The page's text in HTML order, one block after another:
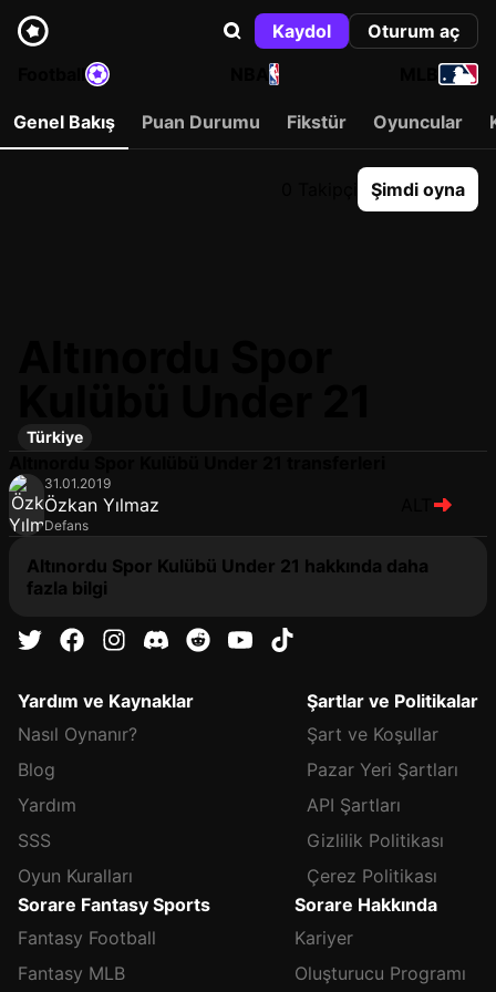
Kaydol
Oturum aç
NBA
Genel Bakış Puan Durumu Fikstür Oyuncular
Şimdi oyna
Türkiye
31.01.2019
Özkan Yılmaz
Defans
Altınordu Spor Kulübü Under 21 hakkında daha
fazla bilgi
Yardım ve Kaynaklar
Nasıl Oynanır?
Blog
Yardım
SSS
Oyun Kuralları
Şartlar ve Politikalar
Şart ve Koşullar
Pazar Yeri Şartları
API Şartları
Gizlilik Politikası
Çerez Politikası
Sorare Fantasy Sports
Fantasy Football
Fantasy MLB
Sorare Hakkında
Kariyer
Oluşturucu Programı